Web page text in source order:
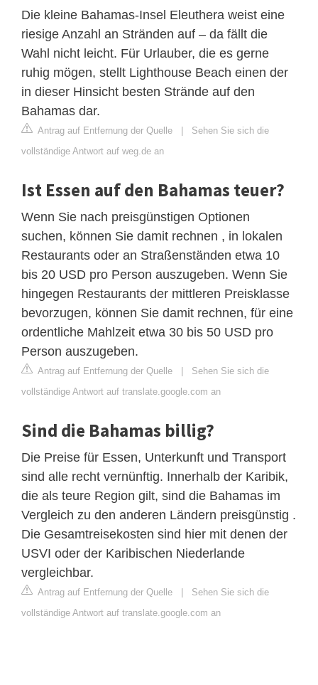
Die kleine Bahamas-Insel Eleuthera weist eine
riesige Anzahl an Stränden auf – da fällt die
Wahl nicht leicht. Für Urlauber, die es gerne
ruhig mögen, stellt Lighthouse Beach einen der
in dieser Hinsicht besten Strände auf den
Bahamas dar.
Antrag auf Entfernung der Quelle | Sehen Sie sich die
vollständige Antwort auf weg.de an
Ist Essen auf den Bahamas teuer?
Wenn Sie nach preisgünstigen Optionen
suchen, können Sie damit rechnen , in lokalen
Restaurants oder an Straßenständen etwa 10
bis 20 USD pro Person auszugeben. Wenn Sie
hingegen Restaurants der mittleren Preisklasse
bevorzugen, können Sie damit rechnen, für eine
ordentliche Mahlzeit etwa 30 bis 50 USD pro
Person auszugeben.
Antrag auf Entfernung der Quelle | Sehen Sie sich die
vollständige Antwort auf translate.google.com an
Sind die Bahamas billig?
Die Preise für Essen, Unterkunft und Transport
sind alle recht vernünftig. Innerhalb der Karibik,
die als teure Region gilt, sind die Bahamas im
Vergleich zu den anderen Ländern preisgünstig .
Die Gesamtreisekosten sind hier mit denen der
USVI oder der Karibischen Niederlande
vergleichbar.
Antrag auf Entfernung der Quelle | Sehen Sie sich die
vollständige Antwort auf translate.google.com an